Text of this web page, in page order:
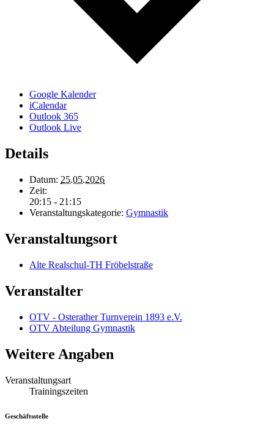
Google Kalender
iCalendar
Outlook 365
Outlook Live
Details
Datum: 25.05.2026
Zeit:
20:15 - 21:15
Veranstaltungskategorie: Gymnastik
Veranstaltungsort
Alte Realschul-TH Fröbelstraße
Veranstalter
OTV - Osterather Turnverein 1893 e.V.
OTV Abteilung Gymnastik
Weitere Angaben
Veranstaltungsart
Trainingszeiten
Geschäftsstelle